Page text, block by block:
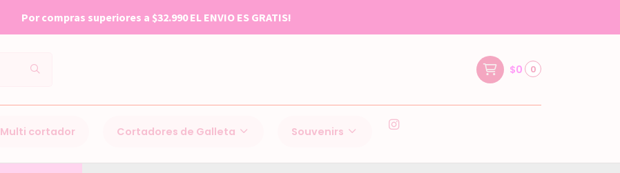
$0 0
Multi cortador Cortadores de Galleta Souvenirs
Por compras superiores a $32.990 EL ENVIO ES GRATIS!